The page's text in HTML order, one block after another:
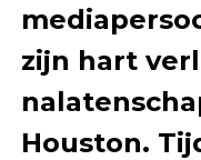
zijn hart
Houston.